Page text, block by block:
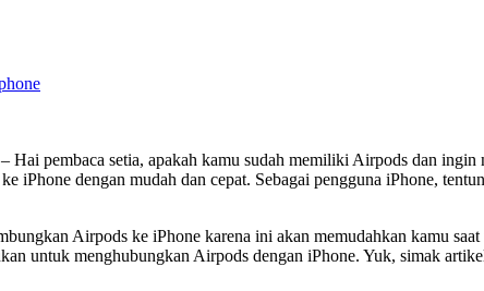
Hai pembaca setia, apakah kamu sudah memiliki Airpods dan
iPhone dengan mudah dan cepat. Sebagai pengguna iPhone,
Airpods ke iPhone karena ini akan memudahkan kamu
untuk menghubungkan Airpods dengan iPhone. Yuk, simak